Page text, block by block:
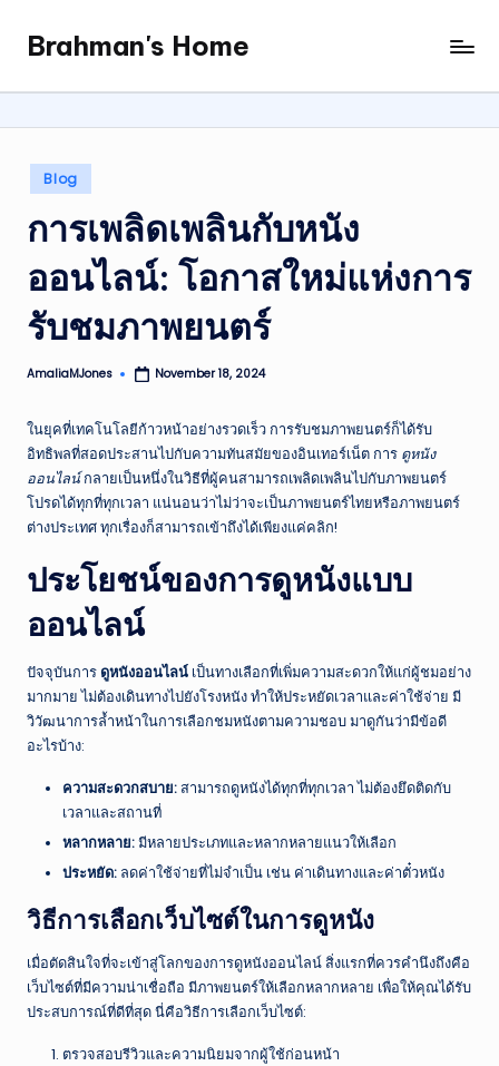
content
Brahman's Home
Spiritual
and
it
all
Posted
in
Blog
การเพลิดเพลินกับหนัง
ออนไลน์: โอกาสใหม่แห่งการ
รับชมภาพยนตร์
Posted
AmaliaMJones November 18, 2024
ในยุคที่เทคโนโลยีก้าวหน้าอย่างรวดเร็ว การรับชมภาพยนตร์ก็ได้รับ
อิทธิพลที่สอดประสานไปกับความทันสมัยของอินเทอร์เน็ต การ ดูหนัง
ออนไลน์กลายเป็นหนึ่งในวิธีที่ผู้คนสามารถเพลิดเพลินไปกับภาพยนตร์
โปรดได้ทุกที่ทุกเวลา แน่นอนว่าไม่ว่าจะเป็นภาพยนตร์ไทยหรือภาพยนตร์
ต่างประเทศ ทุกเรื่องก็สามารถเข้าถึงได้เพียงแค่คลิก!
ประโยชน์ของการดูหนังแบบ
ออนไลน์
ปัจจุบันการดูหนังออนไลน์ เป็นทางเลือกที่เพิ่มความสะดวกให้แก่ผู้ชมอย่าง
มากมาย ไม่ต้องเดินทางไปยังโรงหนัง ทำให้ประหยัดเวลาและค่าใช้จ่าย มี
วิวัฒนาการล้ำหน้าในการเลือกชมหนังตามความชอบ มาดูกันว่ามีข้อดี
อะไรบ้าง:
ความสะดวกสบาย:สามารถดูหนังได้ทุกที่ทุกเวลา ไม่ต้องยึดติดกับ
เวลาและสถานที่
หลากหลาย:มีหลายประเภทและหลากหลายแนวให้เลือก
ประหยัด: ลดค่าใช้จ่ายที่ไม่จำเป็น เช่น ค่าเดินทางและค่าตั๋วหนัง
วิธีการเลือกเว็บไซต์ในการดูหนัง
เมื่อตัดสินใจที่จะเข้าสู่โลกของการดูหนังออนไลน์ สิ่งแรกที่ควรคำนึงถึงคือ
เว็บไซต์ที่มีความน่าเชื่อถือ มีภาพยนตร์ให้เลือกหลากหลาย เพื่อให้คุณได้รับ
ประสบการณ์ที่ดีที่สุด นี่คือวิธีการเลือกเว็บไซต์:
ตรวจสอบรีวิวและความนิยมจากผู้ใช้ก่อนหน้า